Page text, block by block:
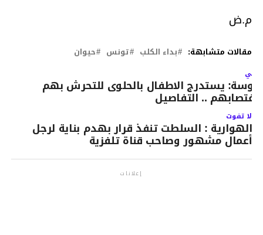
م.ض
مقالات متشابهة: بداء الكلب تونس حيوان
يستدرج الاطفال بالحلوى للتحرش بهم
.. التفاصيل
لا تفوت
الهوارية : السلطت تنفذ قرار بهدم بناية لرجل
أعمال مشهور وصاحب قناة تلفزية
إعلانات